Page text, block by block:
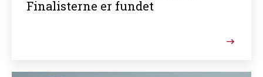
Finalisterne er fundet